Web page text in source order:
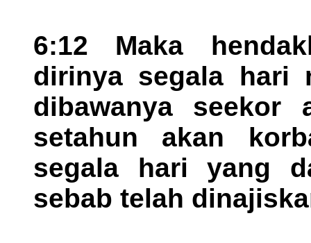
6:12 Maka
dirinya segala hari
dibawanya seekor
setahun akan
segala hari yang
sebab telah